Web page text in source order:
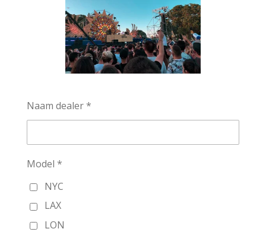
Naam dealer *
Model *
NYC
LAX
LON